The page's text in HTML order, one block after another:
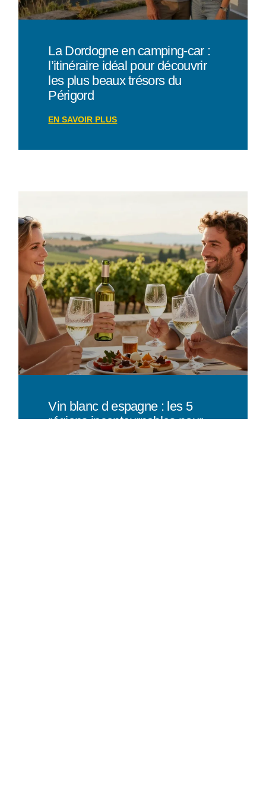
La Dordogne en camping-car :
l’itinéraire idéal pour découvrir
les plus beaux trésors du
Périgord
EN SAVOIR PLUS
Vin blanc d espagne : les 5
régions incontournables pour